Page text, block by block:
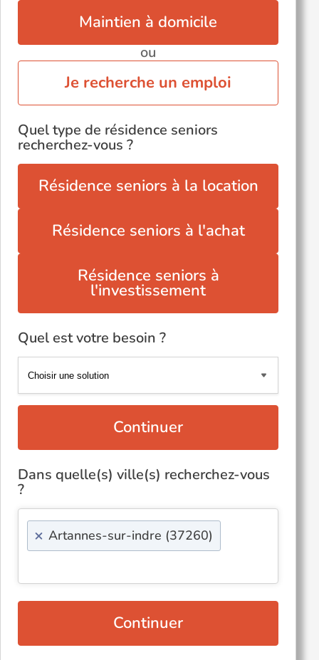
Maintien à domicile
ou
Je recherche un emploi
Quel type de résidence seniors
recherchez-vous ?
Résidence seniors à la location
Résidence seniors à l'achat
Résidence seniors à
l'investissement
Quel est votre besoin ?
Continuer
Dans quelle(s) ville(s) recherchez-vous
?
× Artannes-sur-indre (37260)
Continuer